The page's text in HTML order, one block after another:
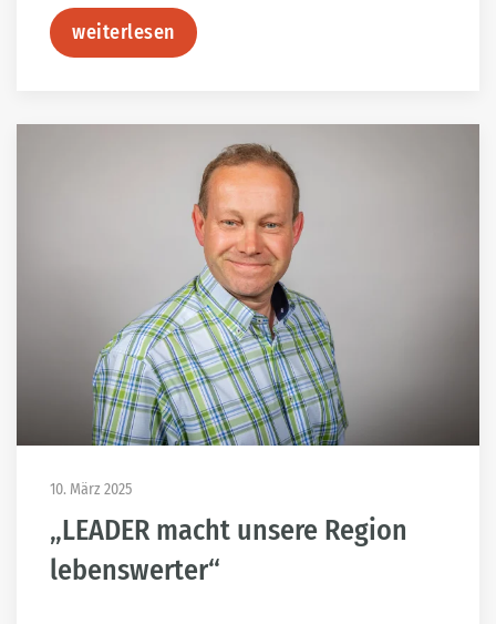
weiterlesen
10. März 2025
„LEADER macht unsere Region
lebenswerter“